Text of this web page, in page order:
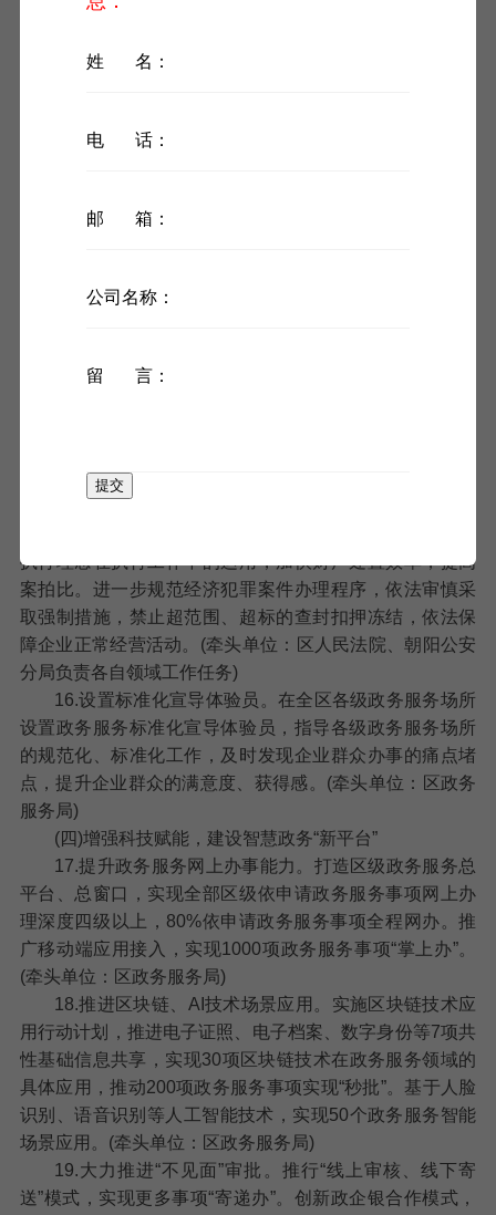
姓 名：
电 话：
邮 箱：
公司名称：
留 言：
提交
20个社区推广，不断扩大政务服务街角化工程覆盖范围，
政务服务局)
盖率。在各级政务服务场所全面推行“在线导办”服务，加快
差评”系统，实现与北京市一体化在线平台互联互通。建立
务。(牵头单位：区政务服务局、区投资促进中心负责各自
区级企业破产和市场主体退出综合协调机构。实施一案一
15.提高商事案件审判质效。
执行理念在执行工作中的运用，加快财产处置效率，提高
案拍比。进一步规范经济犯罪案件办理程序，依法审慎采
取强制措施，禁止超范围、超标的查封扣押冻结，依法保
障企业正常经营活动。(牵头单位：区人民法院、朝阳公安
分局负责各自领域工作任务)
16.设置标准化宣导体验员。 在全区各级政务服务场所
设置政务服务标准化宣导体验员，指导各级政务服务场所
的规范化、标准化工作，及时发现企业群众办事的痛点堵
点，提升企业群众的满意度、获得感。(牵头单位：区政务
服务局)
(四)增强科技赋能，建设智慧政务“新平台”
17.提升政务服务网上办事能力。 打造区级政务服务总
平台、总窗口，实现全部区级依申请政务服务事项网上办
理深度四级以上，80%依申请政务服务事项全程网办。推
广移动端应用接入，实现1000项政务服务事项“掌上办”。
(牵头单位：区政务服务局)
18.推进区块链、AI技术场景应用。 实施区块链技术应
用行动计划，推进电子证照、电子档案、数字身份等7项共
性基础信息共享，实现30项区块链技术在政务服务领域的
具体应用，推动200项政务服务事项实现“秒批”。基于人脸
识别、语音识别等人工智能技术，实现50个政务服务智能
场景应用。(牵头单位：区政务服务局)
19.大力推进“不见面”审批。 推行“线上审核、线下寄
送”模式，实现更多事项“寄递办”。创新政企银合作模式，